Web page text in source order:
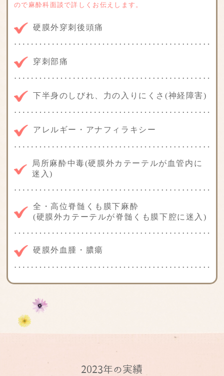
ので麻酔科面談で詳しくお伝えします。
硬膜外穿刺後頭痛
穿刺部痛
下半身のしびれ、力の入りにくさ(神経障害)
アレルギー・アナフィラキシー
局所麻酔中毒(硬膜外カテーテルが血管内に
迷入)
全・高位脊髄くも膜下麻酔
(硬膜外カテーテルが脊髄くも膜下腔に迷入)
硬膜外血腫・膿瘍
2023年の実績